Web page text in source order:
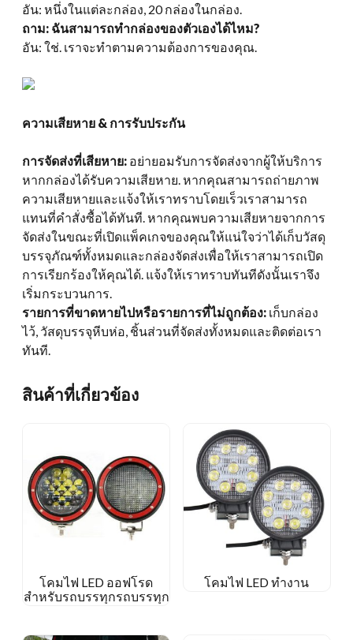
อัน: หนึ่งในแต่ละกล่อง, 20 กล่องในกล่อง.
ถาม: ฉันสามารถทำกล่องของตัวเองได้ไหม?
อัน: ใช่. เราจะทำตามความต้องการของคุณ.
ความเสียหาย & การรับประกัน
การจัดส่งที่เสียหาย: อย่ายอมรับการจัดส่งจากผู้ให้บริการ
หากกล่องได้รับความเสียหาย. หากคุณสามารถถ่ายภาพ
ความเสียหายและแจ้งให้เราทราบโดยเร็วเราสามารถ
แทนที่คำสั่งซื้อได้ทันที. หากคุณพบความเสียหายจากการ
จัดส่งในขณะที่เปิดแพ็คเกจของคุณให้แน่ใจว่าได้เก็บวัสดุ
บรรจุภัณฑ์ทั้งหมดและกล่องจัดส่งเพื่อให้เราสามารถเปิด
การเรียกร้องให้คุณได้. แจ้งให้เราทราบทันทีดังนั้นเราจึง
เริ่มกระบวนการ.
รายการที่ขาดหายไปหรือรายการที่ไม่ถูกต้อง: เก็บกล่อง
ไว้, วัสดุบรรจุหีบห่อ, ชิ้นส่วนที่จัดส่งทั้งหมดและติดต่อเรา
ทันที.
สินค้าที่เกี่ยวข้อง
โคมไฟ LED ออฟโรด
สำหรับรถบรรทุกรถบรรทุก
โคมไฟ LED ทำงาน